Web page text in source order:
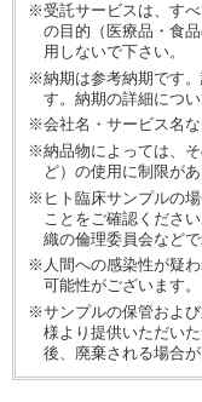
※受託サービスは、す
の目的（医療品・食
用しないで下さい。
※納期は参考納期です
す。納期の詳細につ
※会社名・サービス名な
※納品物によっては、
ど）の使用に制限が
※ヒト臨床サンプルの
ことをご確認くださ
織の倫理委員会など
※人間への感染性が疑
可能性がございます。
※サンプルの保管およ
様より提供いただい
後、廃棄される場合が